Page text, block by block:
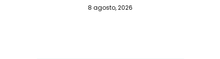
8 agosto, 2026